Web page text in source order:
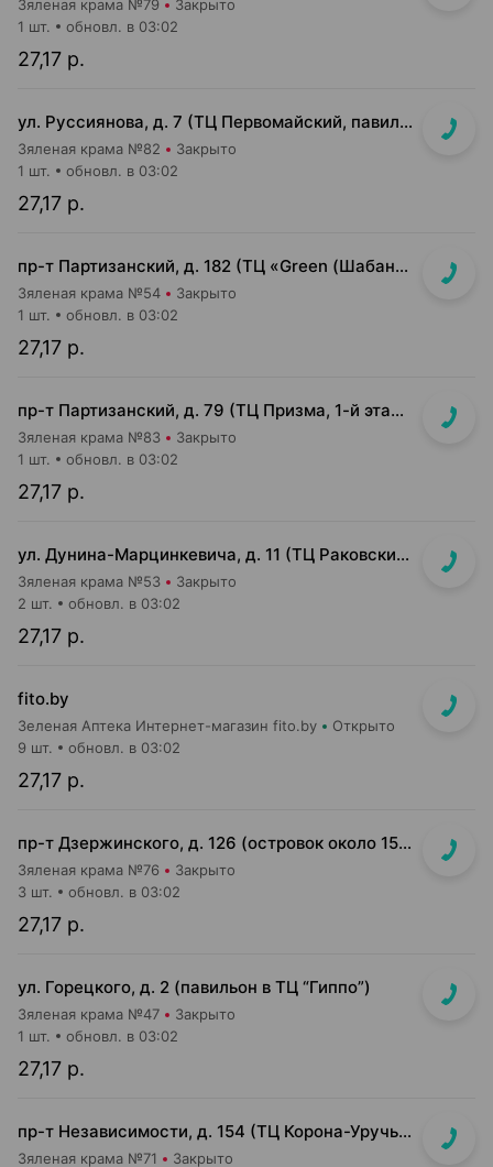
Зяленая крама №79 Закрыто
27,17 р.
1 шт. обновл. в 03:02
ул. Руссиянова, д. 7 (ТЦ Первомайский, павильон на 1 этаже)
Зяленая крама №82 Закрыто
27,17 р.
1 шт. обновл. в 03:02
пр-т Партизанский, д. 182 (ТЦ «Green (Шабаны)» островок напротив касс)
Зяленая крама №54 Закрыто
27,17 р.
1 шт. обновл. в 03:02
пр-т Партизанский, д. 79 (ТЦ Призма, 1-й этаж, возле Mark Formelle)
Зяленая крама №83 Закрыто
27,17 р.
1 шт. обновл. в 03:02
ул. Дунина-Марцинкевича, д. 11 (ТЦ Раковский кирмаш, цокольный этаж)
Зяленая крама №53 Закрыто
27,17 р.
2 шт. обновл. в 03:02
fito.by
Зеленая Аптека Интернет-магазин fito.by Открыто
27,17 р.
9 шт. обновл. в 03:02
пр-т Дзержинского, д. 126 (островок около 15-16 кассы)
Зяленая крама №76 Закрыто
27,17 р.
3 шт. обновл. в 03:02
ул. Горецкого, д. 2 (павильон в ТЦ “Гиппо”)
Зяленая крама №47 Закрыто
27,17 р.
1 шт. обновл. в 03:02
пр-т Независимости, д. 154 (ТЦ Корона-Уручье, прикассовая зона)
Зяленая крама №71 Закрыто